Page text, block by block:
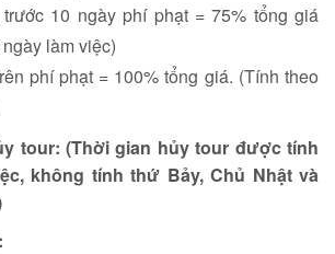
10 ngày phí phạt = 75% tổng giá
làm việc)
phí phạt = 100% tổng giá. (Tính theo
tour: (Thời gian hủy tour được tính
không tính thứ Bảy, Chủ Nhật và